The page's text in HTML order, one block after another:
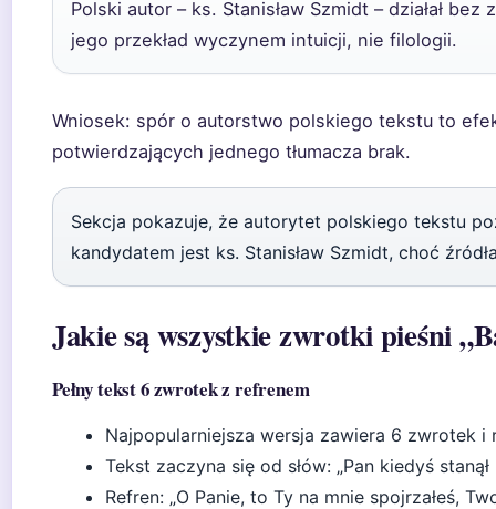
Polski autor – ks. Stanisław Szmidt – działał
jego przekład wyczynem intuicji, nie filologii.
Wniosek: spór o autorstwo polskiego tekstu to
potwierdzających jednego tłumacza brak.
Sekcja pokazuje, że autorytet polskiego tekstu
kandydatem jest ks. Stanisław Szmidt, choć
Jakie są wszystkie zwrotki pieśni
Pełny tekst 6 zwrotek z refrenem
Najpopularniejsza wersja zawiera 6 zwrotek i
Tekst zaczyna się od słów: „Pan kiedyś
Refren: „O Panie, to Ty na mnie spojrzałeś,